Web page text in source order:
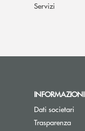
Servizi
INFORMAZIONI
Dati societari
Trasparenza